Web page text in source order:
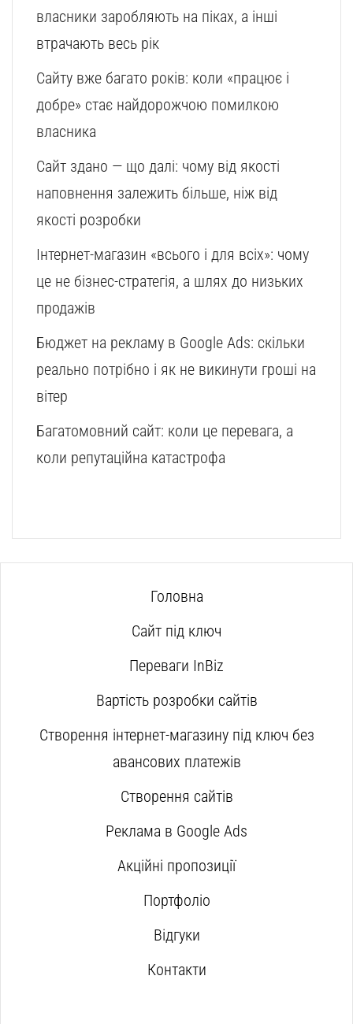
власники заробляють на піках, а інші
втрачають весь рік
Сайту вже багато років: коли «працює і
добре» стає найдорожчою помилкою
власника
Сайт здано — що далі: чому від якості
наповнення залежить більше, ніж від
якості розробки
Інтернет-магазин «всього і для всіх»: чому
це не бізнес-стратегія, а шлях до низьких
продажів
Бюджет на рекламу в Google Ads: скільки
реально потрібно і як не викинути гроші на
вітер
Багатомовний сайт: коли це перевага, а
коли репутаційна катастрофа
Головна
Сайт під ключ
Переваги InBiz
Вартість розробки сайтів
Створення інтернет-магазину під ключ без
авансових платежів
Створення сайтів
Реклама в Google Ads
Акційні пропозиції
Портфоліо
Відгуки
Контакти